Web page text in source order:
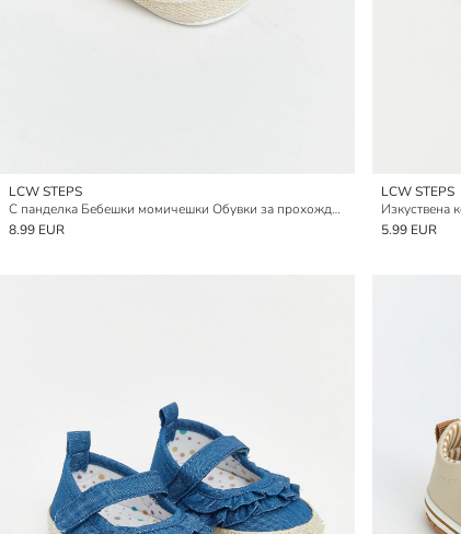
LCW STEPS
С панделка Бебешки момичешки Обувки за прохождане
8.99 EUR
LCW STEPS
5.99 EUR